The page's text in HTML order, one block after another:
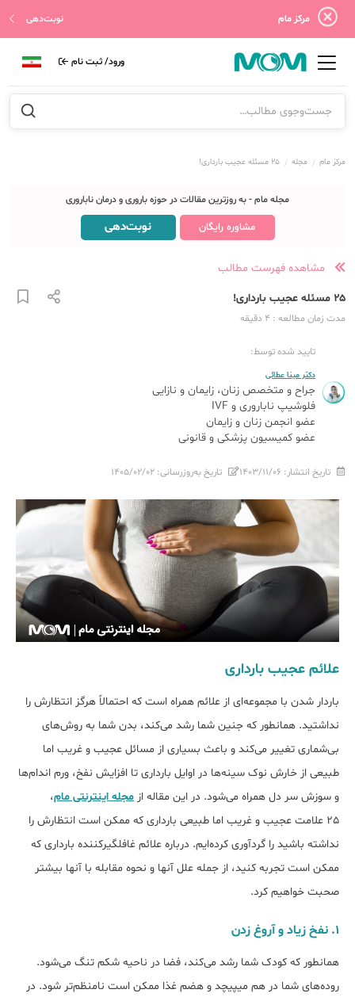
مرکز مام نوبت‌دهی
ورود/ ثبت نام
مرکز مام مجله ۲۵ مسئله عجیب بارداری!
مجله مام - به روزترین مقالات در حوزه باروری و درمان ناباروری
مشاوره رایگان نوبت‌دهی
مشاهده فهرست مطالب
۲۵ مسئله عجیب بارداری!
مدت زمان مطالعه : 4 دقیقه
تایید شده توسط:
دکتر مینا عطائی
جراح و متخصص زنان، زایمان و نازایی
فلوشیپ ناباروری و IVF
عضو انجمن زنان و زایمان
عضو کمیسیون پزشکی و قانونی
تاریخ انتشار: ۱۴۰۳/۱۱/۰۶ تاریخ به‌روزرسانی: ۱۴۰۵/۰۲/۰۲
علائم عجیب بارداری
باردار شدن با مجموعه‌ای از علائم همراه است که احتمالاً هرگز انتظارش را
نداشتید. همانطور که جنین شما رشد می‌کند، بدن شما به روش‌های
بی‌شماری تغییر می‌کند و باعث بسیاری از مسائل عجیب و غریب اما
طبیعی از خارش نوک سینه‌ها در اوایل بارداری تا افزایش نفخ، ورم اندام‌ها
و سوزش سر دل همراه می‌شود. در این مقاله از مجله اینترنتی مام،
25 علامت عجیب و غریب اما طبیعی بارداری که ممکن است انتظارش را
نداشته باشید را گردآوری کرده‌ایم. درباره علائم غافلگیرکننده بارداری که
ممکن است تجربه کنید، از جمله علل آنها و نحوه مقابله با آنها بیشتر
صحبت خواهیم کرد.
1. نفخ زیاد و آروغ زدن
همانطور که کودک شما رشد می‌کند، فضا در ناحیه شکم تنگ می‌شود.
روده‌های شما در هم میپیچد و هضم غذا ممکن است نامنظم‌تر شود. در